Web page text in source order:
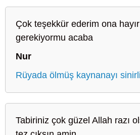
Çok teşekkür ederim ona
gerekiyormu acaba
Nur
Rüyada ölmüş kaynanayı
Tabiriniz çok güzel Allah razı